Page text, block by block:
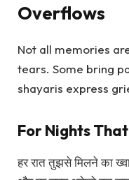
Overflows
Not all memories
tears. Some bring
shayaris express
For Nights
हर रात तुझसे मिलने का